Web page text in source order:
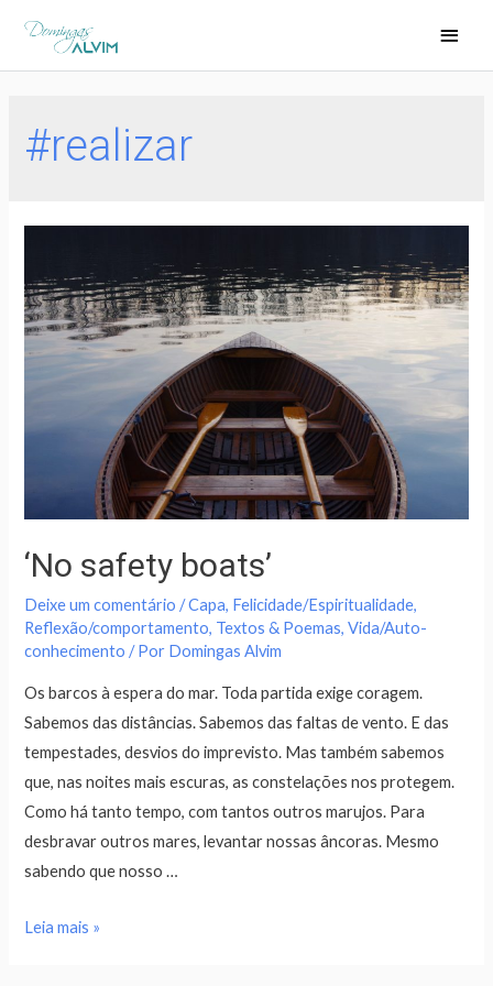
#realizar
‘No safety boats’
Deixe um comentário /Capa, Felicidade/Espiritualidade,
Reflexão/comportamento, Textos & Poemas,Vida/Auto-
conhecimento / Por Domingas Alvim
Os barcos à espera do mar. Toda partida exige coragem.
Sabemos das distâncias. Sabemos das faltas de vento. E das
tempestades, desvios do imprevisto. Mas também sabemos
que, nas noites mais escuras, as constelações nos protegem.
Como há tanto tempo, com tantos outros marujos. Para
desbravar outros mares, levantar nossas âncoras. Mesmo
sabendo que nosso …
Leia mais »